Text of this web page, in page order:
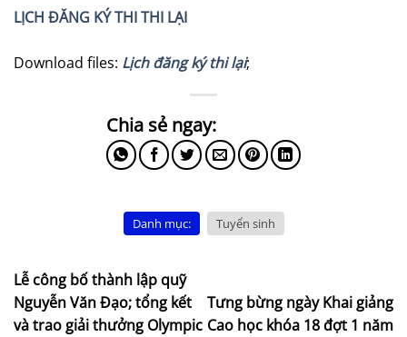
LỊCH ĐĂNG KÝ THI THI LẠI
Download files: Lịch đăng ký thi lại;
Danh mục: Tuyển sinh
Lễ công bố thành lập quỹ
Nguyễn Văn Đạo; tổng kết
và trao giải thưởng Olympic
Tưng bừng ngày Khai giảng
Cao học khóa 18 đợt 1 năm